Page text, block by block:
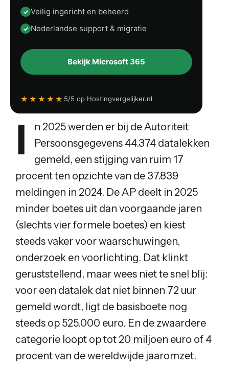
Veilig ingericht en beheerd
Nederlandse support & migratie
Bekijk Microsoft 365
★★★★★ 5/5 op Hostingvergelijker.nl
I
n 2025 werden er bij de Autoriteit
Persoonsgegevens 44.374 datalekken
gemeld, een stijging van ruim 17
procent ten opzichte van de 37.839
meldingen in 2024. De AP deelt in 2025
minder boetes uit dan voorgaande jaren
(slechts vier formele boetes) en kiest
steeds vaker voor waarschuwingen,
onderzoek en voorlichting. Dat klinkt
geruststellend, maar wees niet te snel blij:
voor een datalek dat niet binnen 72 uur
gemeld wordt, ligt de basisboete nog
steeds op 525.000 euro. En de zwaardere
categorie loopt op tot 20 miljoen euro of 4
procent van de wereldwijde jaaromzet.